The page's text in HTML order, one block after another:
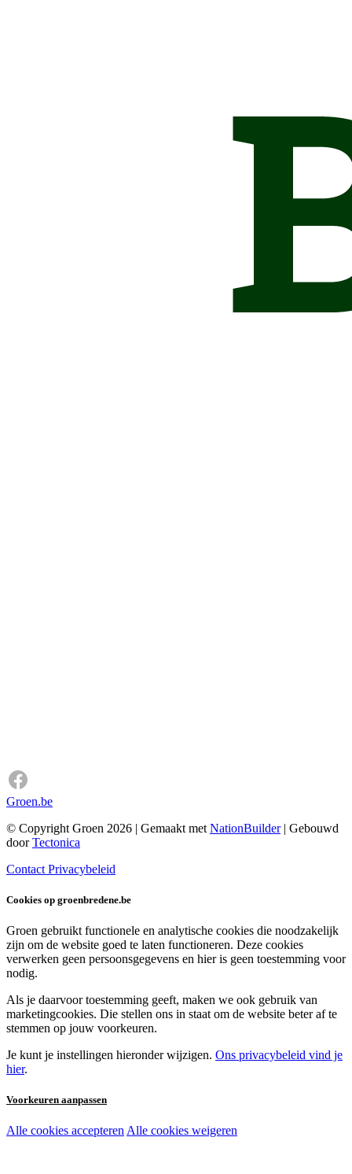
Groen.be
© Copyright Groen 2026 | Gemaakt met NationBuilder| Gebouwd
doorTectonica
Contact Privacybeleid
Cookies op groenbredene.be
Groen gebruikt functionele en analytische cookies die noodzakelijk
zijn om de website goed te laten functioneren. Deze cookies
verwerken geen persoonsgegevens en hier is geen toestemming voor
nodig.
Als je daarvoor toestemming geeft, maken we ook gebruik van
marketingcookies. Die stellen ons in staat om de website beter af te
stemmen op jouw voorkeuren.
Je kunt je instellingen hieronder wijzigen. Ons privacybeleid vind je
hier.
Voorkeuren aanpassen
Noodzakelijke cookies:
Alle cookies accepteren Alle cookies weigeren